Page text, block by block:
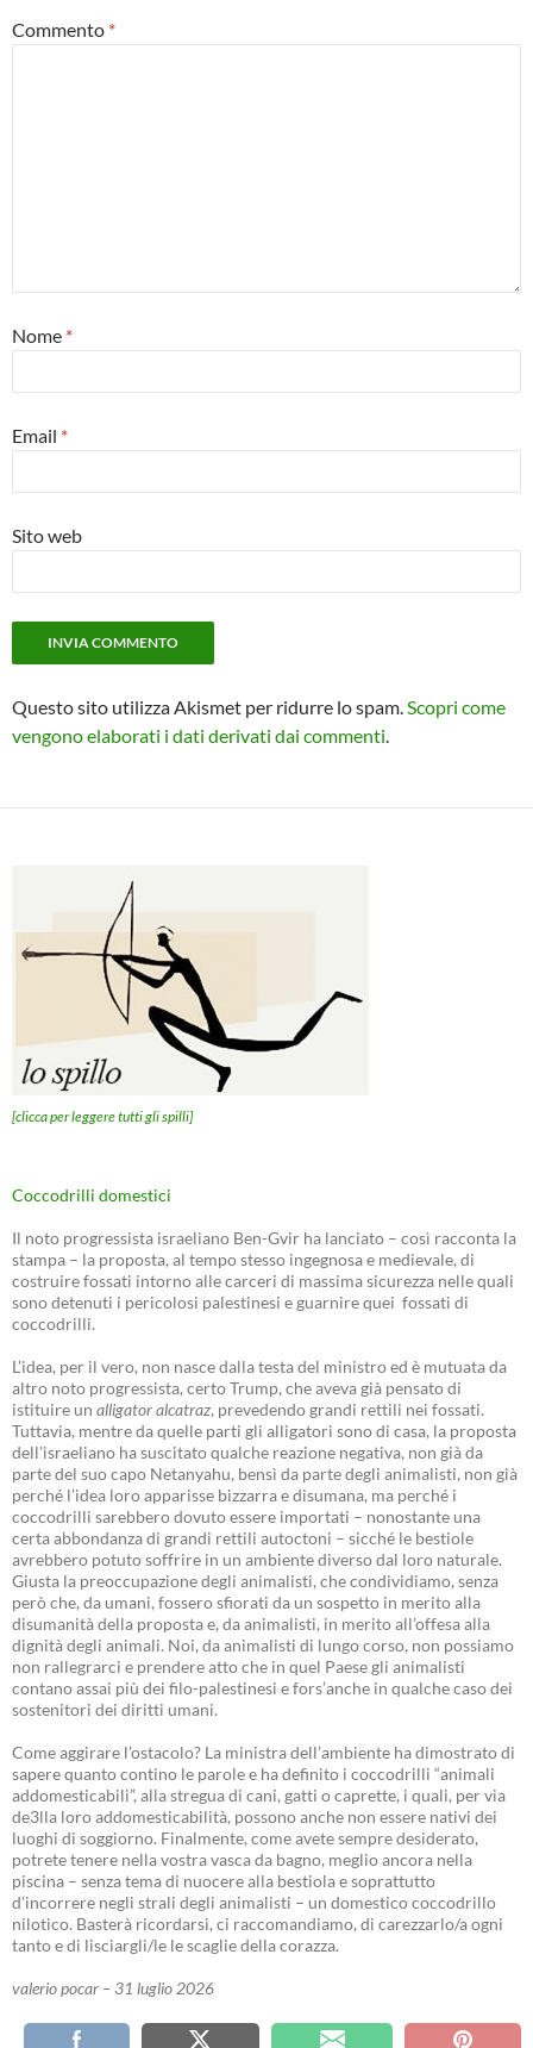
Commento *
Nome *
Email *
Sito web
Questo sito utilizza Akismet per ridurre lo spam. Scopri come
vengono elaborati i dati derivati dai commenti
[clicca per leggere tutti gli spilli]
Coccodrilli domestici
Il noto progressista israeliano Ben-Gvir ha lanciato – così racconta la
stampa – la proposta, al tempo stesso ingegnosa e medievale, di
costruire fossati intorno alle carceri di massima sicurezza nelle quali
sono detenuti i pericolosi palestinesi e guarnire quei fossati di
coccodrilli.
L’idea, per il vero, non nasce dalla testa del ministro ed è mutuata da
altro noto progressista, certo Trump, che aveva già pensato di
istituire un alligator alcatraz, prevedendo grandi rettili nei fossati.
Tuttavia, mentre da quelle parti gli alligatori sono di casa, la proposta
dell’israeliano ha suscitato qualche reazione negativa, non già da
parte del suo capo Netanyahu, bensì da parte degli animalisti, non già
perché l’idea loro apparisse bizzarra e disumana, ma perché i
coccodrilli sarebbero dovuto essere importati – nonostante una
certa abbondanza di grandi rettili autoctoni – sicché le bestiole
avrebbero potuto soffrire in un ambiente diverso dal loro naturale.
Giusta la preoccupazione degli animalisti, che condividiamo, senza
però che, da umani, fossero sfiorati da un sospetto in merito alla
disumanità della proposta e, da animalisti, in merito all’offesa alla
dignità degli animali. Noi, da animalisti di lungo corso, non possiamo
non rallegrarci e prendere atto che in quel Paese gli animalisti
contano assai più dei filo-palestinesi e fors’anche in qualche caso dei
sostenitori dei diritti umani.
Come aggirare l’ostacolo? La ministra dell’ambiente ha dimostrato di
sapere quanto contino le parole e ha definito i coccodrilli “animali
addomesticabili”, alla stregua di cani, gatti o caprette, i quali, per via
de3lla loro addomesticabilità, possono anche non essere nativi dei
luoghi di soggiorno. Finalmente, come avete sempre desiderato,
potrete tenere nella vostra vasca da bagno, meglio ancora nella
piscina – senza tema di nuocere alla bestiola e soprattutto
d’incorrere negli strali degli animalisti – un domestico coccodrillo
nilotico. Basterà ricordarsi, ci raccomandiamo, di carezzarlo/a ogni
tanto e di lisciargli/le le scaglie della corazza.
valerio pocar – 31 luglio 2026